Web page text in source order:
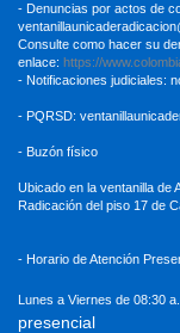
- Denuncias por actos de
ventanillaunicaderadicacion
Consulte como hacer su
enlace: https://
- Notificaciones judiciales:
- PQRSD:
- Buzón físico
Ubicado en la ventanilla de
Radicación del piso 17 de
- Horario de Atención
Lunes a Viernes de 08:30
presencial